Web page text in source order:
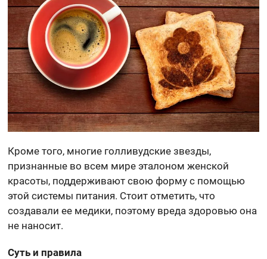
Кроме того, многие голливудские звезды,
признанные во всем мире эталоном женской
красоты, поддерживают свою форму с помощью
этой системы питания. Стоит отметить, что
создавали ее медики, поэтому вреда здоровью она
не наносит.
Суть и правила